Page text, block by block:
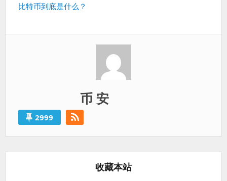
下
比特币到底是什么？
币 安
2999
收藏本站